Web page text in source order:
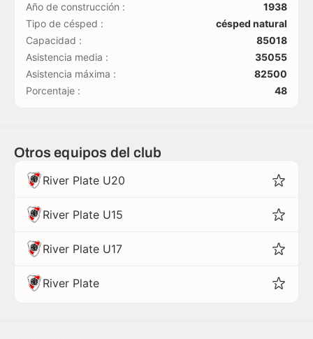
Año de construcción :
1938
Tipo de césped :
césped natural
Capacidad :
85018
Asistencia media :
35055
Asistencia máxima :
82500
Porcentaje :
48
Otros equipos del club
River Plate U20
River Plate U15
River Plate U17
River Plate